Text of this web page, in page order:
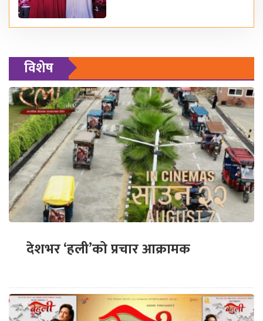
विशेष
देशभर ‘हली’को प्रचार आक्रामक